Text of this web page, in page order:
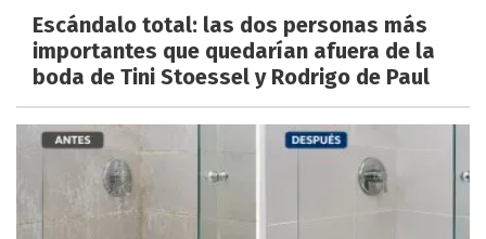
Escándalo total: las dos personas más
importantes que quedarían afuera de la
boda de Tini Stoessel y Rodrigo de Paul